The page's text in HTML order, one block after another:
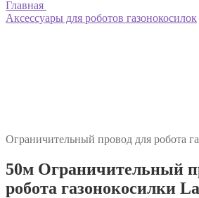
Главная
Аксессуары для роботов газонокосилок
Ограничительный провод для робота
50м Ограничительный
робота газонокосилки